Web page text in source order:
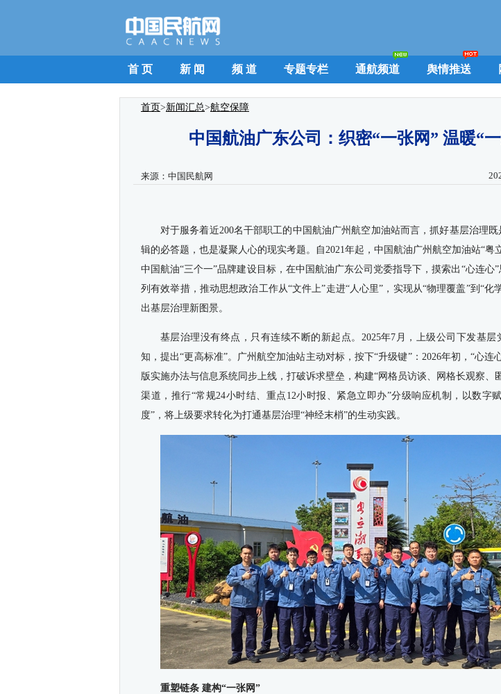
首 页 新 闻 频 道 专题专栏 通航频道 舆情推送
首页>新闻汇总>航空保障
中国航油广东公司：织密“一张网” 温暖“
来源： 中国民航网
对于服务着近200名干部职工的中国航油广州航空加油站而言，抓好基层治理
辑的必答题，也是凝聚人心的现实考题。自2021年起， 中国航油广州航空加油站“粤
中国航油“三个一”品牌建设目标，在中国航油广东公司党委指导下，摸索出“心连心
列有效举措，推动思想政治工作从“文件上”走进“人心里”，实现从“物理覆盖”到“化
出基层治理新图景。
基层治理没有终点，只有连续不断的新起点。2025年7月，上级公司下发基层
知，提出“更高标准”。广州航空加油站主动对标，按下“升级键”：2026年初，“心连
版实施办法与信息系统同步上线，打破诉求壁垒，构建“网格员访谈、网格长观察、
渠道，推行“常规24小时结、重点12小时报、紧急立即办”分级响应机制，以数字
度”，将上级要求转化为打通基层治理“神经末梢”的生动实践。
重塑链条 建构“一张网”